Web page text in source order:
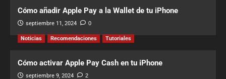
Cómo añadir Apple Pay a la Wallet de tu iPhone
septiembre 11, 2024 0
Noticias Recomendaciones Tutoriales
Cómo activar Apple Pay Cash en tu iPhone
septiembre 9, 2024 2